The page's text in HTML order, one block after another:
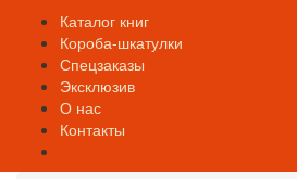
Каталог книг
Короба-шкатулки
Спецзаказы
Эксклюзив
О нас
Контакты